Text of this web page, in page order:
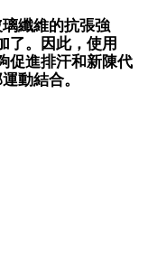
纖維的抗張強
了。因此，使用
促進排汗和新陳代
動結合。